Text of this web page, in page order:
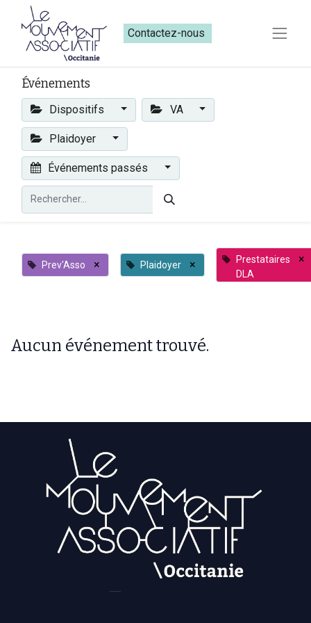
Contactez-nous​​
Événements
Dispositifs VA
Plaidoyer
Événements passés
Prev'Asso × Plaidoyer ×
Prestataires
DLA
×
Aucun événement trouvé.